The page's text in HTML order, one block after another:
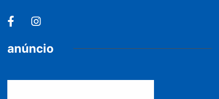
anúncio